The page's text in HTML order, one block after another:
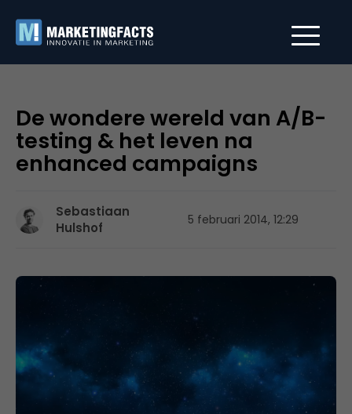
De wondere wereld van A/B-
testing & het leven na
enhanced campaigns
Sebastiaan
Hulshof
5 februari 2014, 12:29